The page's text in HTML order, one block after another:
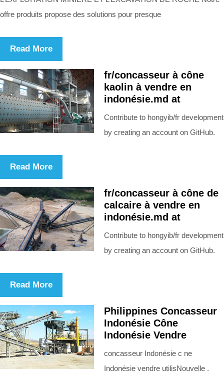
offre produits propose des solutions pour presque
Read More
fr/concasseur à cône
kaolin à vendre en
indonésie.md at
Contribute to hongyib/fr development
by creating an account on GitHub.
Read More
fr/concasseur à cône de
calcaire à vendre en
indonésie.md at
Contribute to hongyib/fr development
by creating an account on GitHub.
Read More
Philippines Concasseur
Indonésie Cône
Indonésie Vendre
concasseur Indonésie c ne
Indonésie vendre utilisNouvelle .